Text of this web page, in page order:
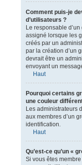
Comment puis-je
d’utilisateurs ?
Le responsable
assigné lorsque les
créés par un
par la création d’un
devrait être un
envoyant un
Haut
Pourquoi certains
une couleur
Les administrateurs
aux membres d’un
identification.
Haut
Qu’est-ce qu’un «
Si vous êtes